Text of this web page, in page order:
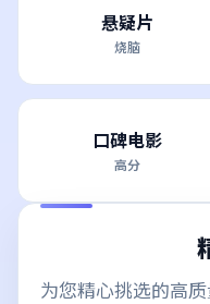
悬疑片
烧脑
口碑电影
高分
为您精心挑选的高